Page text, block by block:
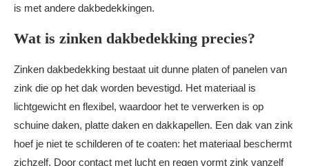
is met andere dakbedekkingen.
Wat is zinken dakbedekking precies?
Zinken dakbedekking bestaat uit dunne platen of panelen van
zink die op het dak worden bevestigd. Het materiaal is
lichtgewicht en flexibel, waardoor het te verwerken is op
schuine daken, platte daken en dakkapellen. Een dak van zink
hoef je niet te schilderen of te coaten: het materiaal beschermt
zichzelf. Door contact met lucht en regen vormt zink vanzelf